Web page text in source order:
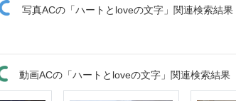
写真ACの「ハートとloveの文字」関連検索結果
動画ACの「ハートとloveの文字」関連検索結果